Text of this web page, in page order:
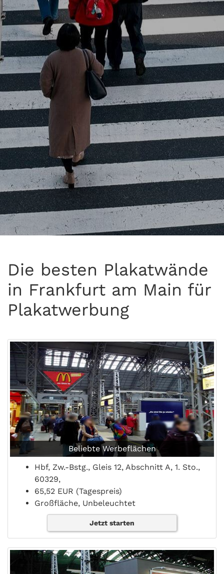
Die besten Plakatwände
in Frankfurt am Main für
Plakatwerbung
Beliebte Werbeflächen
Hbf, Zw.-Bstg., Gleis 12, Abschnitt A, 1. Sto.,
60329,
65,52 EUR (Tagespreis)
Großfläche, Unbeleuchtet
Jetzt starten